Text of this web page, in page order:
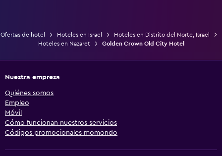
Ofertas de hotel Hoteles en Israel
Hoteles en Distrito del Norte, Israel
Hoteles en Nazaret
Golden Crown Old City Hotel
Nuestra empresa
Quiénes somos
Empleo
Móvil
Cómo funcionan nuestros servicios
Códigos promocionales momondo